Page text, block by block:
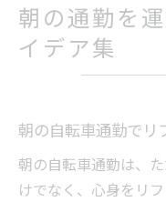
朝の通勤を
イデア集
朝の自転車通勤でリ
朝の自転車通勤は、
けでなく、心身をリ